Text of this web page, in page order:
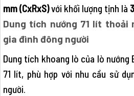
mm (CxRxS)với khối lượng tịnh là
Dung tích nướng 71 lít thoải
gia đình đông người
Dung tích khoang lò của lò nướng
71 lít, phù hợp với nhu cầu sử
người.